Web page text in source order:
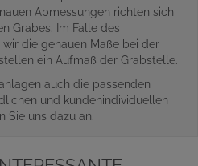
Abmessungen richten sich
Grabes. Im Falle des
die genauen Maße bei der
ein Aufmaß der Grabstelle.
auch die passenden
und kundenindividuellen
Sie uns dazu an.